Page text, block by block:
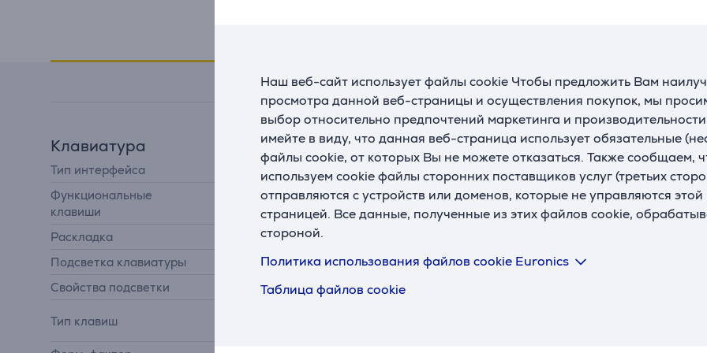
Наш веб-сайт использует файлы cookie Чтобы предложить Вам
просмотра данной веб-страницы и осуществления покупок, мы
выбор относительно предпочтений маркетинга и
имейте в виду, что данная веб-страница использует обязательные
файлы cookie, от которых Вы не можете отказаться. Также сообщаем,
используем cookie файлы сторонних поставщиков услуг (третьих
отправляются с устройств или доменов, которые не управляются
страницей. Все данные, полученные из этих файлов cookie,
стороной.
Политика использования файлов cookie Euronics
Таблица файлов cookie
Спецификация
Клавиатура
Тип интерфейса
Функциональные
клавиши
Да
Раскладка
скандинавская
Подсветка клавиатуры
Да
Свойства подсветки
RGB
Тип клавиш
Программное обеспечение
Совместимость с оп.
системами
Windows 7, Windows 8,
Windows 10, Windows 11
Длина провода
Тип штекера